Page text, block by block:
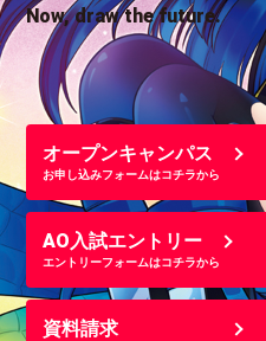
Now, draw the future.
オープンキャンパス
お申し込みフォームはコチラから
AO入試エントリー
エントリーフォームはコチラから
資料請求